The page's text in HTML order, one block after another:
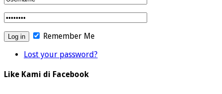
Remember Me
Lost your password?
Like Kami di Facebook